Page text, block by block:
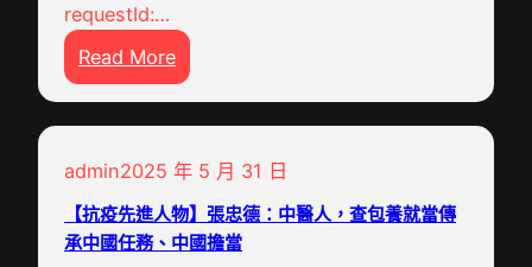
外
開
放
門
戶
港
澳
花
同
漲
一
至
三
者
】
一
項
討
改
變
requestId:…
Read More:
用
筒
嚇
逝
admin2025 年 5 月 31 日
【抗疫先進人物】張忠德：中醫人，查包養就當傳
承中國任務、中國擔當